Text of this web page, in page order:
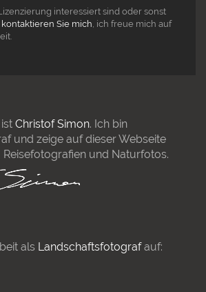
interessiert sind oder sonst
kontaktieren Sie mich , ich freue mich auf
Christof Simon. Ich bin
und zeige auf dieser Webseite
Reisefotografien und Naturfotos.
als Landschaftsfotografauf: